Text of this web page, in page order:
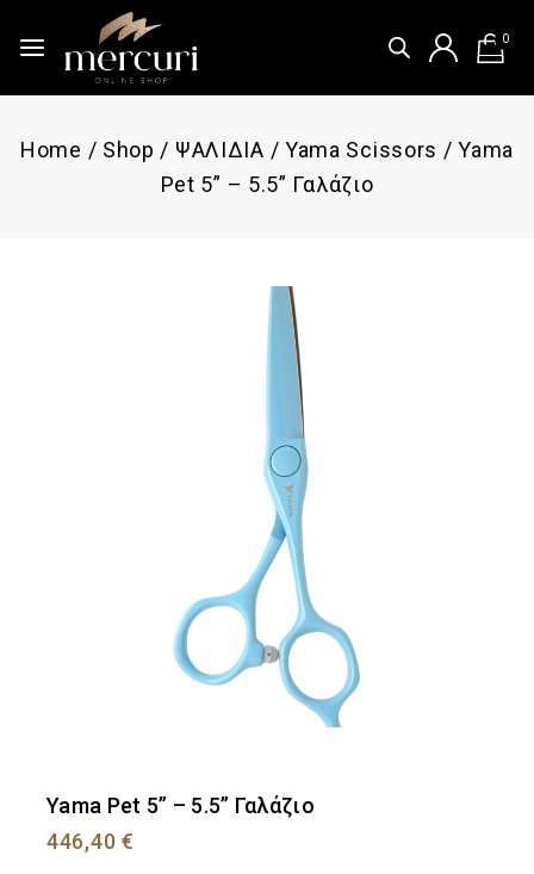
0
Home / Shop / ΨΑΛΙΔΙΑ / Yama Scissors / Yama
Pet 5” – 5.5” Γαλάζιο
Yama Pet 5” – 5.5” Γαλάζιο
446,40 €